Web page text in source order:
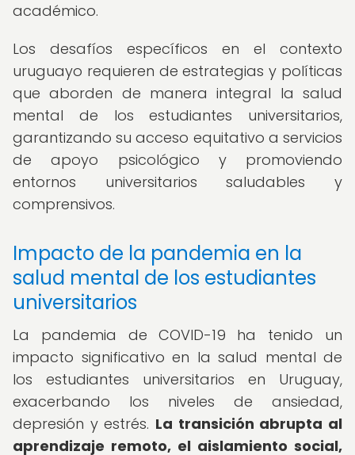
académico.
Los desafíos específicos en el contexto
uruguayo requieren de estrategias y políticas
que aborden de manera integral la salud
mental de los estudiantes universitarios,
garantizando su acceso equitativo a servicios
de apoyo psicológico y promoviendo
entornos universitarios saludables y
comprensivos.
Impacto de la pandemia en la
salud mental de los estudiantes
universitarios
La pandemia de COVID-19 ha tenido un
impacto significativo en la salud mental de
los estudiantes universitarios en Uruguay,
exacerbando los niveles de ansiedad,
depresión y estrés. La transición abrupta al
aprendizaje remoto, el aislamiento social,